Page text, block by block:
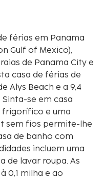
férias em Panama
Gulf of Mexico),
de Panama City e
Alys Beach e a 9,4
Sinta-se em casa
frigorífico e uma
sem fios permite-lhe
de banho com
incluem uma
de lavar roupa. As
0,1 milha e ao